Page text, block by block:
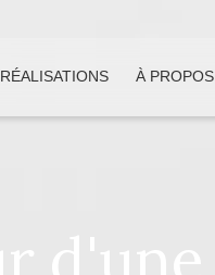
RÉALISATIONS À PROPOS